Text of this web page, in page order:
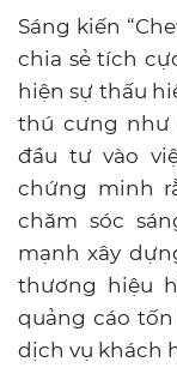
Sáng kiến
chia sẻ tích
hiện sự thấu
thú cưng như
đầu tư vào
chứng minh
chăm sóc
mạnh xây
thương hiệu
quảng cáo tốn
dịch vụ khách